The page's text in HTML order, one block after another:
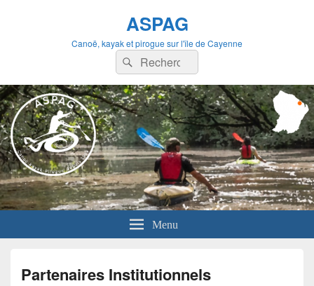
ASPAG
Canoë, kayak et pirogue sur l'île de Cayenne
Recherche :
Rechercher
Menu
Partenaires Institutionnels